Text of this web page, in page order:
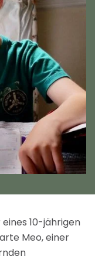
10-jährigen
Meo, einer